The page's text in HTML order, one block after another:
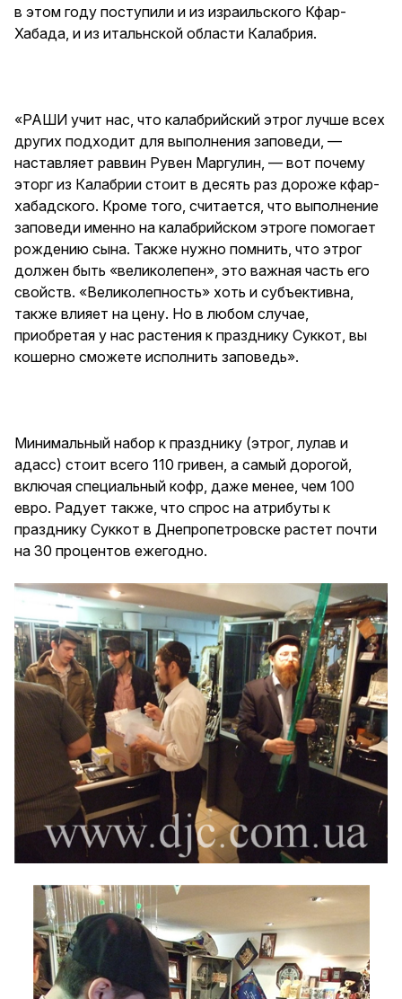
в этом году поступили и из израильского Кфар-
Хабада, и из итальнской области Калабрия.
«РАШИ учит нас, что калабрийский этрог лучше всех
других подходит для выполнения заповеди, —
наставляет раввин Рувен Маргулин, — вот почему
эторг из Калабрии стоит в десять раз дороже кфар-
хабадского. Кроме того, считается, что выполнение
заповеди именно на калабрийском этроге помогает
рождению сына. Также нужно помнить, что этрог
должен быть «великолепен», это важная часть его
свойств. «Великолепность» хоть и субъективна,
также влияет на цену. Но в любом случае,
приобретая у нас растения к празднику Суккот, вы
кошерно сможете исполнить заповедь».
Минимальный набор к празднику (этрог, лулав и
адасс) стоит всего 110 гривен, а самый дорогой,
включая специальный кофр, даже менее, чем 100
евро. Радует также, что спрос на атрибуты к
празднику Суккот в Днепропетровске растет почти
на 30 процентов ежегодно.